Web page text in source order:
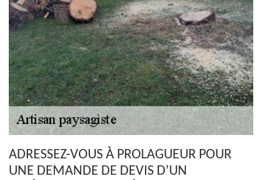
ADRESSEZ-VOUS À PROLAGUEUR POUR
UNE DEMANDE DE DEVIS D’UN